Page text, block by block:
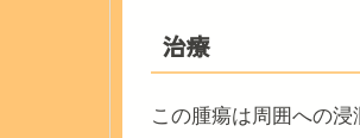
治療
この腫瘍は周囲への浸